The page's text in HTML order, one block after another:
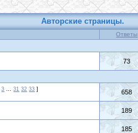
Авторские страницы.
Ответы
73
3 …31 32 33 ] 658
189
185